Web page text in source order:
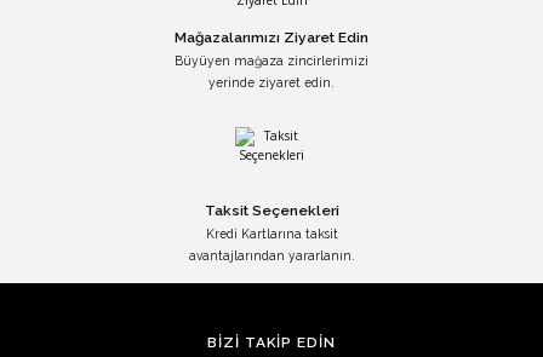
Mağazalarımızı Ziyaret Edin
Büyüyen mağaza zincirlerimizi
yerinde ziyaret edin.
Taksit Seçenekleri
Kredi Kartlarına taksit
avantajlarından yararlanın.
BİZİ TAKİP EDİN